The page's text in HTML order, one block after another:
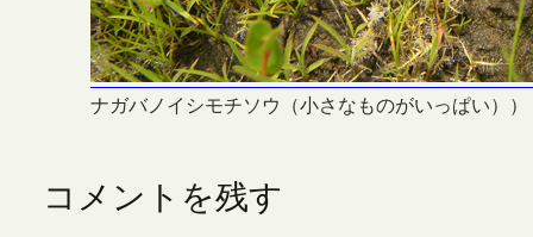
ナガバノイシモチソウ（小さなものがいっぱい））
コメントを残す